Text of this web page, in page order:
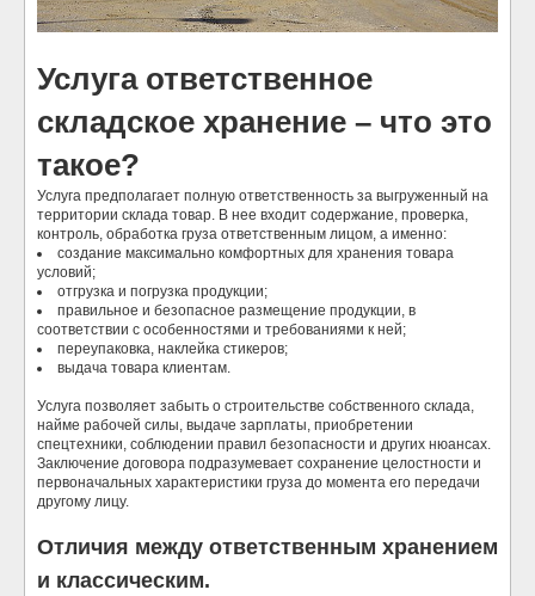
Услуга ответственное
складское хранение – что это
такое?
Услуга предполагает полную ответственность за выгруженный на
территории склада товар. В нее входит содержание, проверка,
контроль, обработка груза ответственным лицом, а именно:
создание максимально комфортных для хранения товара
условий;
отгрузка и погрузка продукции;
правильное и безопасное размещение продукции, в
соответствии с особенностями и требованиями к ней;
переупаковка, наклейка стикеров;
выдача товара клиентам.
Услуга позволяет забыть о строительстве собственного склада,
найме рабочей силы, выдаче зарплаты, приобретении
спецтехники, соблюдении правил безопасности и других нюансах.
Заключение договора подразумевает сохранение целостности и
первоначальных характеристики груза до момента его передачи
другому лицу.
Отличия между ответственным хранением
и классическим.